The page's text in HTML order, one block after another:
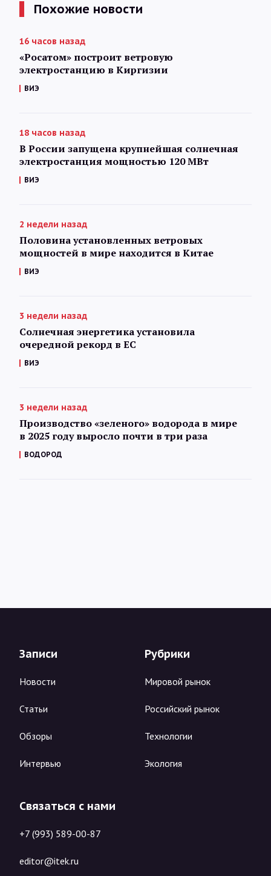
Похожие новости
16 часов назад
«Росатом» построит ветровую
электростанцию в Киргизии
ВИЭ
18 часов назад
В России запущена крупнейшая солнечная
электростанция мощностью 120 МВт
ВИЭ
2 недели назад
Половина установленных ветровых
мощностей в мире находится в Китае
ВИЭ
3 недели назад
Солнечная энергетика установила
очередной рекорд в ЕС
ВИЭ
3 недели назад
Производство «зеленого» водорода в мире
в 2025 году выросло почти в три раза
ВОДОРОД
Записи
Новости
Статьи
Обзоры
Интервью
Рубрики
Мировой рынок
Российский рынок
Технологии
Экология
Связаться с нами
+7 (993) 589-00-87
editor@itek.ru